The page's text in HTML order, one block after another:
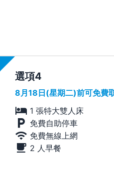
選項
8月18日(星期二)前可免費
1 張特大雙人床
免費自助停車
免費無線上網
2 人早餐